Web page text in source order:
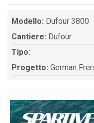
Modello: Dufour 3800
Cantiere: Dufour
Tipo:
Progetto: German